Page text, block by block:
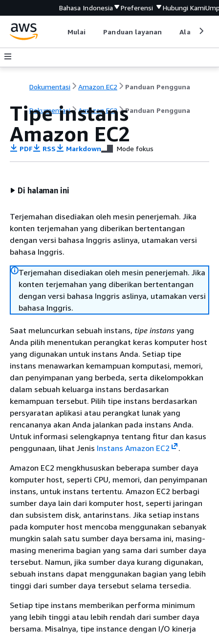
Bahasa Indonesia Preferensi Hubungi Kami
Mulai Panduan layanan Alat
Dokumentasi Amazon EC2 Panduan Pengguna
Dokumentasi Amazon EC2 Panduan Pengguna
Tipe instans
Amazon EC2
PDF RSS Markdown Mode fokus
Di halaman ini
Terjemahan disediakan oleh mesin penerjemah. Jika
konten terjemahan yang diberikan bertentangan
dengan versi bahasa Inggris aslinya, utamakan versi
bahasa Inggris.
Terjemahan disediakan oleh mesin penerjemah. Jika
konten terjemahan yang diberikan bertentangan
dengan versi bahasa Inggris aslinya, utamakan versi
bahasa Inggris.
Saat meluncurkan sebuah instans, tipe instans yang
Anda pilih menentukan perangkat keras komputer host
yang digunakan untuk instans Anda. Setiap tipe
instans menawarkan kemampuan komputasi, memori,
dan penyimpanan yang berbeda, serta dikelompokkan
dalam sebuah keluarga instans berdasarkan
kemampuan tersebut. Pilih tipe instans berdasarkan
persyaratan aplikasi atau perangkat lunak yang
rencananya akan Anda jalankan pada instans Anda.
Untuk informasi selengkapnya tentang fitur dan kasus
penggunaan, lihat Jenis Instans Amazon EC2
.
Amazon EC2 mengkhususkan beberapa sumber daya
komputer host, seperti CPU, memori, dan penyimpanan
instans, untuk instans tertentu. Amazon EC2 berbagi
sumber daya lain dari komputer host, seperti jaringan
dan subsistem disk, antarinstans. Jika setiap instans
pada komputer host mencoba menggunakan sebanyak
mungkin salah satu sumber daya bersama ini, masing-
masing menerima bagian yang sama dari sumber daya
tersebut. Namun, jika sumber daya kurang digunakan,
sebuah instans dapat menggunakan bagian yang lebih
tinggi dari sumber daya tersebut selama tersedia.
Setiap tipe instans memberikan performa minimum
yang lebih tinggi atau lebih rendah dari sumber daya
bersama. Misalnya, tipe instance dengan I/O kinerja